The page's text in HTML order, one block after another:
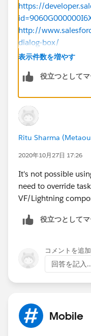
https://
http://
dialog-box/
Thanks,
表示件数を増やす
役立つとしてマ
Ritu Sharma
2020年10月27日 17:26
It's not possible
need to override
VF/Lightning
役立つとしてマ
コメントを追加
回答を記入
Mobile